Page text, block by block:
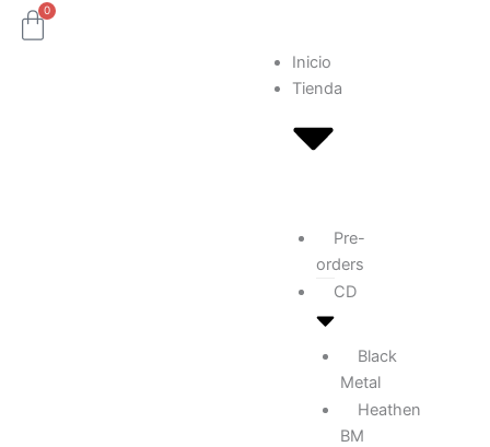
0
Carrito
Inicio
Tienda
Pre-
orders
CD
Black
Metal
Heathen
BM